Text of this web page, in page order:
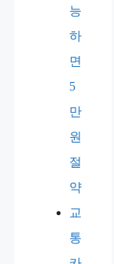
능
하
면
5
만
원
절
약
교
통